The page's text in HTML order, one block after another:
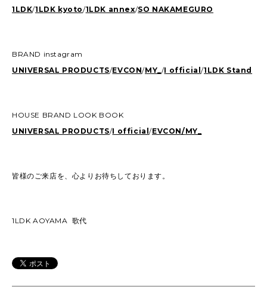
1LDK/1LDK kyoto/1LDK annex/SO NAKAMEGURO
BRAND instagram
UNIVERSAL PRODUCTS/EVCON/MY_ /I official/1LDK Stand
HOUSE BRAND LOOK BOOK
UNIVERSAL PRODUCTS/I official/EVCON/MY_
皆様のご来店を、心よりお待ちしております。
1LDK AOYAMA 歌代